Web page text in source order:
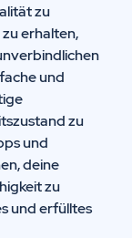
zu
erhalten,
und
zu
und
deine
zu
und erfülltes